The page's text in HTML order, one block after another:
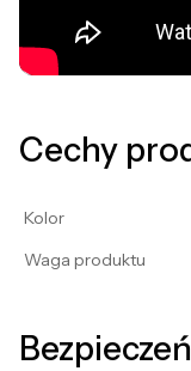
Cechy
Kolor
Waga produktu